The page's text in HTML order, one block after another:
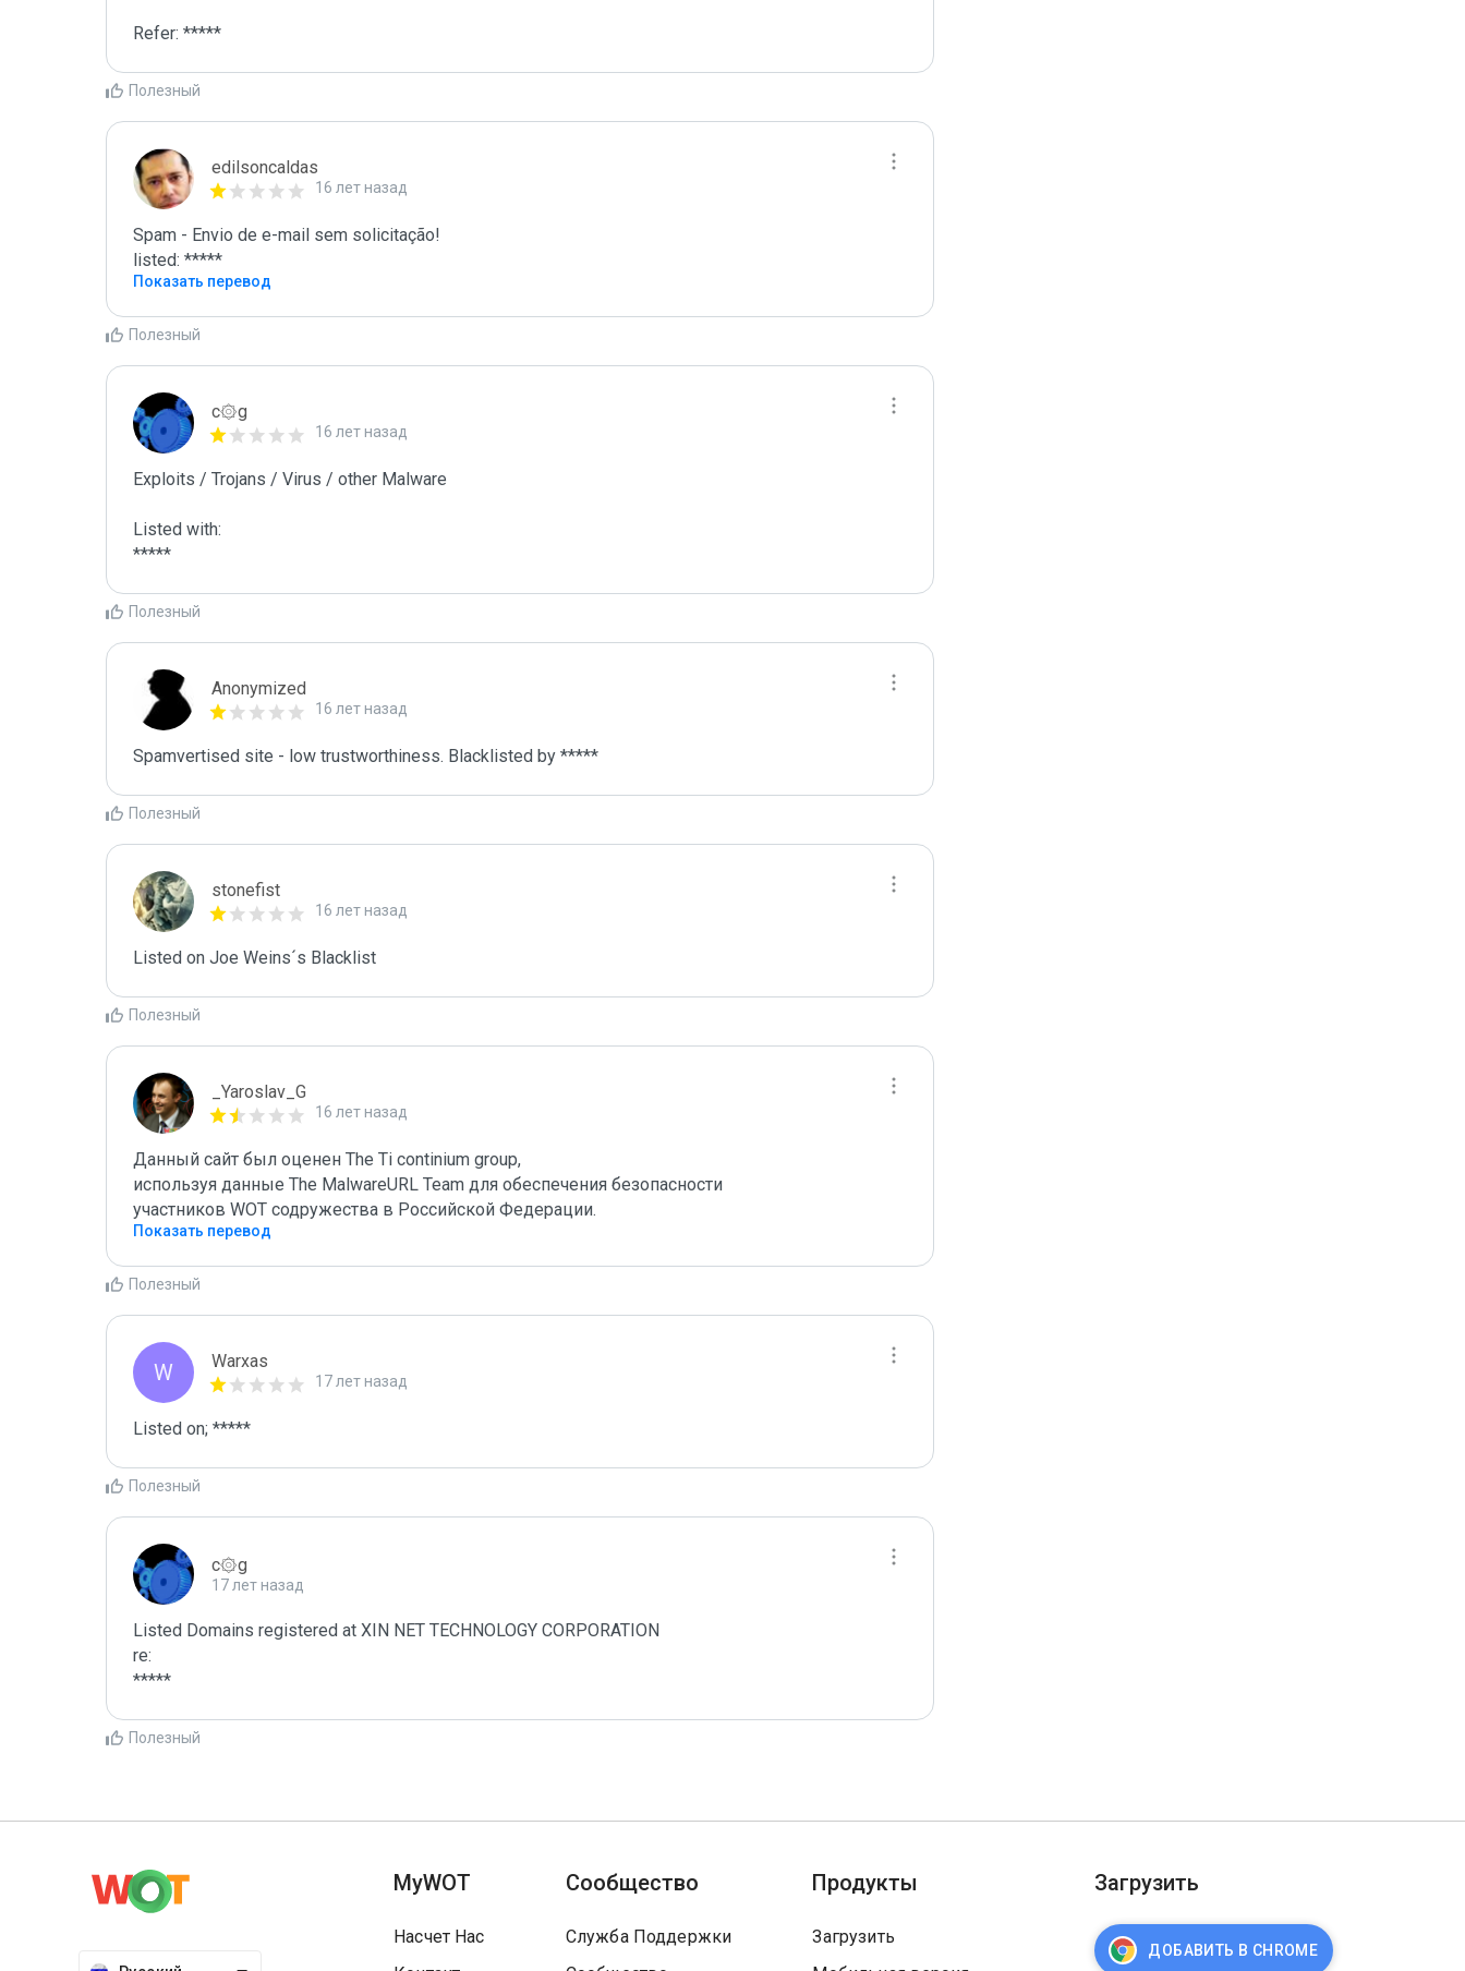
Refer: *****
Полезный
edilsoncaldas
16 лет назад
Spam - Envio de e-mail sem solicitação!
listed: *****
Показать перевод
Полезный
c۞g
16 лет назад
Exploits / Trojans / Virus / other Malware
Listed with:
*****
Полезный
Anonymized
16 лет назад
Spamvertised site - low trustworthiness. Blacklisted by *****
Полезный
stonefist
16 лет назад
Listed on Joe Weins´s Blacklist
Полезный
_Yaroslav_G
16 лет назад
Данный сайт был оценен The Ti continium group,
используя данные The MalwareURL Team для обеспечения безопасности
участников WOT содружества в Российской Федерации.
Показать перевод
Полезный
W Warxas
17 лет назад
Listed on; *****
Полезный
c۞g
17 лет назад
Listed Domains registered at XIN NET TECHNOLOGY CORPORATION
re:
*****
Полезный
MyWOT
Насчет Нас
Сообщество
Служба Поддержки
Продукты
Загрузить
Загрузить
ДОБАВИТЬ В CHROME